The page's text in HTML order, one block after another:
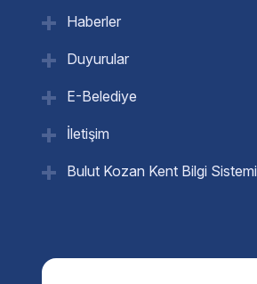
Haberler
Duyurular
E-Belediye
İletişim
Bulut Kozan Kent Bilgi Sistemi